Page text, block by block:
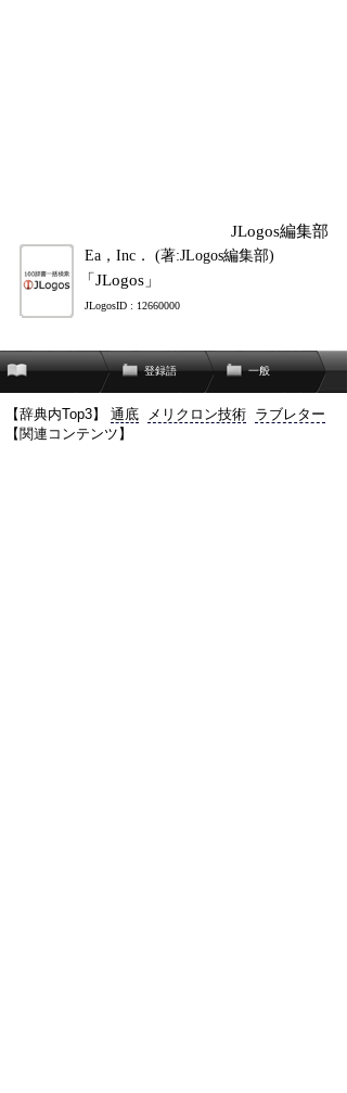
JLogos編集部
Ea，Inc． (著:JLogos編集部)
「JLogos」
JLogosID : 12660000
登録語 一般
【辞典内Top3】 通底 メリクロン技術 ラブレター
【関連コンテンツ】